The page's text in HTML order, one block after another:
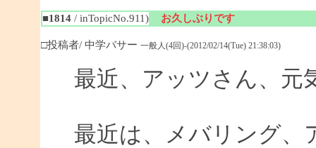
■1814/ inTopicNo.911) お久しぶりです
□投稿者/ 中学バサー 一般人(4回)-(2012/02/14(Tue) 21:38:03)
最近、アッツさん、元
最近は、メバリング、